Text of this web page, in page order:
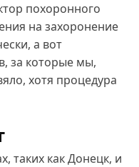
похоронного
на захоронение
а вот
за которые мы,
хотя процедура
таких как Донецк, и